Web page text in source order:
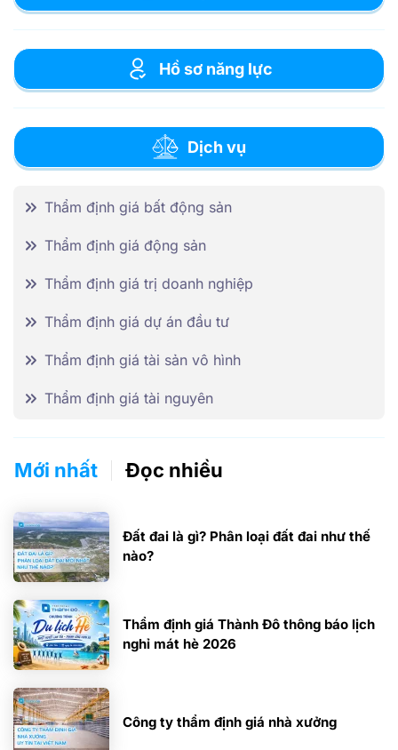
giá đất tỉnh Tây Ninh giai
đoạn 2020-2024 do […]
Hồ sơ năng lực
Dịch vụ
Thẩm định giá bất động sản
Thẩm định giá động sản
Thẩm định giá trị doanh nghiệp
Thẩm định giá dự án đầu tư
Thẩm định giá tài sản vô hình
Thẩm định giá tài nguyên
Mới nhất Đọc nhiều
Đất đai là gì? Phân loại đất đai như thế
nào?
Thẩm định giá Thành Đô thông báo lịch
nghỉ mát hè 2026
Công ty thẩm định giá nhà xưởng